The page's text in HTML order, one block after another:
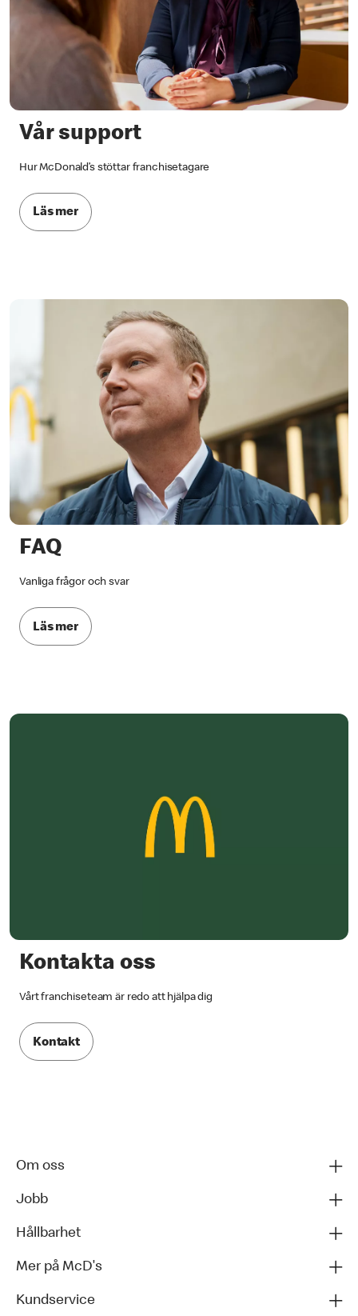
Vår support
Hur McDonald’s stöttar franchisetagare
Läs mer
FAQ
Vanliga frågor och svar
Läs mer
Kontakta oss
Vårt franchiseteam är redo att hjälpa dig
Kontakt
Om oss
Jobb
Hållbarhet
Mer på McD's
Kundservice